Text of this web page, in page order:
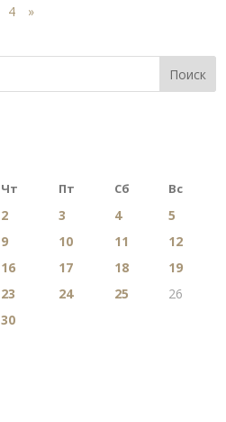
4 »
Поиск
Чт Пт Сб Вс
2 3 4
5
9 10 11
12
16 17 18
19
23 24 25
26
30